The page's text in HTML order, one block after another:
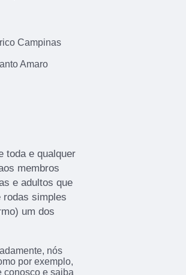
Campinas
Amaro
toda e qualquer
membros
e adultos que
rodas simples
um dos
nós
por exemplo,
conosco e saiba